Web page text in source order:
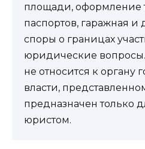
площади, оформление
паспортов, гаражная и
споры о границах
юридические
не относится к органу
власти,
предназначен только
юристом.